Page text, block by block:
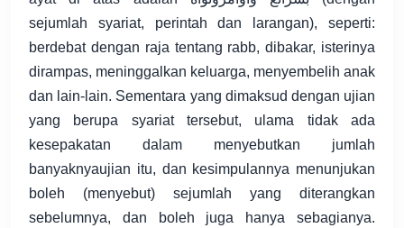
sejumlah syariat, perintah dan larangan), seperti:
berdebat dengan raja tentang rabb, dibakar, isterinya
dirampas, meninggalkan keluarga, menyembelih anak
dan lain-lain. Sementara yang dimaksud dengan ujian
yang berupa syariat tersebut, ulama tidak ada
kesepakatan dalam menyebutkan jumlah
banyaknyaujian itu, dan kesimpulannya menunjukan
boleh (menyebut) sejumlah yang diterangkan
sebelumnya, dan boleh juga hanya sebagianya.